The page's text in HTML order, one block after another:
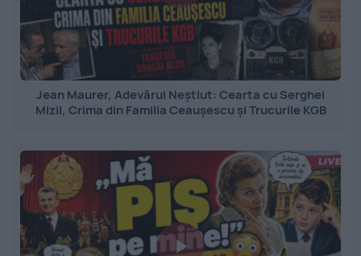
Jean Maurer, Adevărul Neștiut: Cearta cu Serghei
Mizil, Crima din Familia Ceaușescu și Trucurile KGB